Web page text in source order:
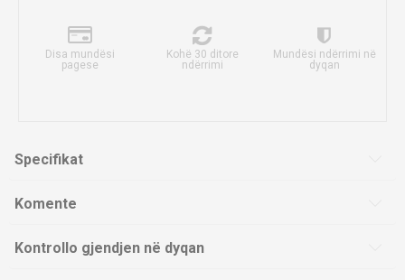
Disa mundësi
pagese
Kohë 30 ditore
ndërrimi
Mundësi ndërrimi në
dyqan
Specifikat
Komente
Kontrollo gjendjen në dyqan